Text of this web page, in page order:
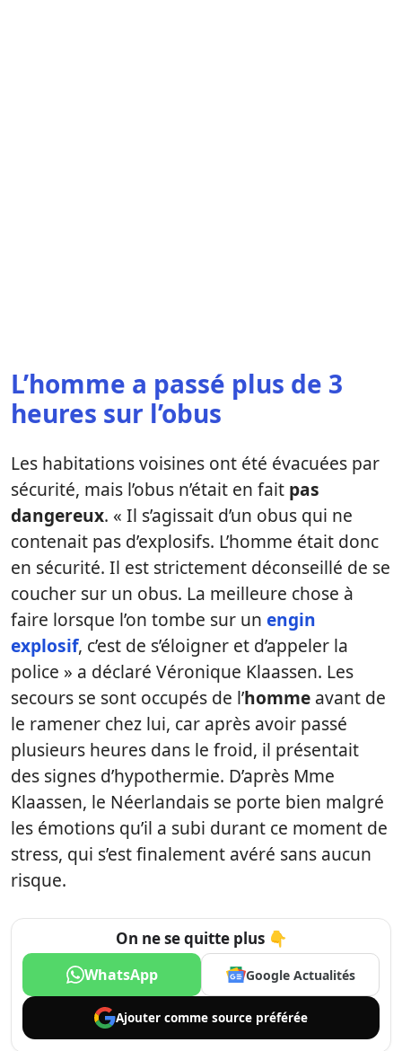
L’homme a passé plus de 3
heures sur l’obus
Les habitations voisines ont été évacuées par
sécurité, mais l’obus n’était en fait pas
dangereux. « Il s’agissait d’un obus qui ne
contenait pas d’explosifs. L’homme était donc
en sécurité. Il est strictement déconseillé de se
coucher sur un obus. La meilleure chose à
faire lorsque l’on tombe sur un engin
explosif, c’est de s’éloigner et d’appeler la
police » a déclaré Véronique Klaassen. Les
secours se sont occupés de l’homme avant de
le ramener chez lui, car après avoir passé
plusieurs heures dans le froid, il présentait
des signes d’hypothermie. D’après Mme
Klaassen, le Néerlandais se porte bien malgré
les émotions qu’il a subi durant ce moment de
stress, qui s’est finalement avéré sans aucun
risque.
On ne se quitte plus 👇
WhatsApp Google Actualités
Ajouter comme source préférée